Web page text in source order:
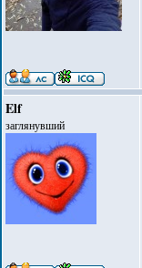
Elf
заглянувший